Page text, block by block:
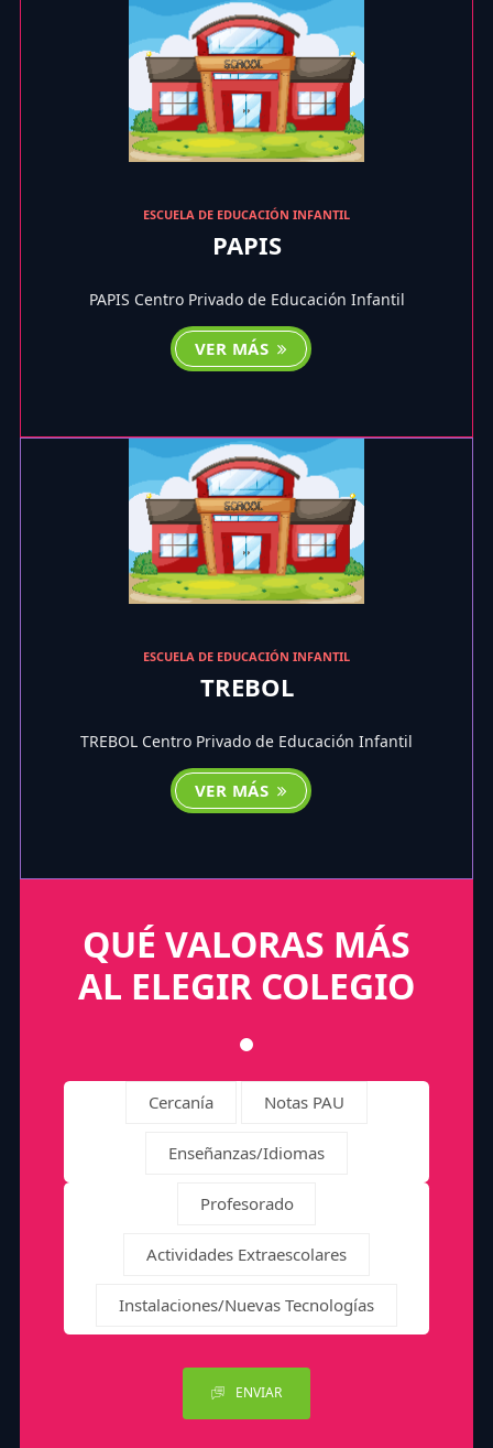
ESCUELA DE EDUCACIÓN INFANTIL
PAPIS
PAPIS Centro Privado de Educación Infantil
VER MÁS
ESCUELA DE EDUCACIÓN INFANTIL
TREBOL
TREBOL Centro Privado de Educación Infantil
VER MÁS
QUÉ VALORAS MÁS
AL ELEGIR COLEGIO
Cercanía Notas PAU
Enseñanzas/Idiomas
Profesorado
Actividades Extraescolares
Instalaciones/Nuevas Tecnologías
ENVIAR